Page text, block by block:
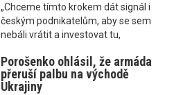
„Chceme tímto krokem dát signál i
českým podnikatelům, aby se sem
nebáli vrátit a investovat tu,
Porošenko ohlásil, že armáda
přeruší palbu na východě
Ukrajiny